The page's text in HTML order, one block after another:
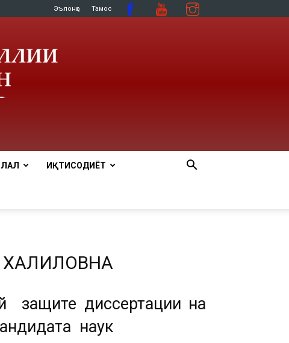
Эълонҳо Тамос
ИҚТИСОДИЁТ
защите диссертации на
наук